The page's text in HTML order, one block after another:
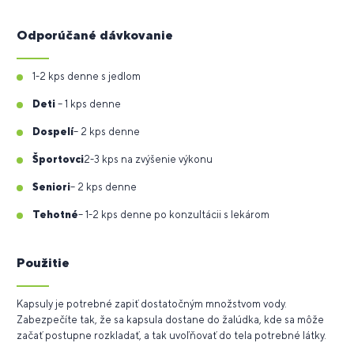
Odporúčané dávkovanie
1-2 kps denne s jedlom
Deti – 1 kps denne
Dospelí– 2 kps denne
Športovci2-3 kps na zvýšenie výkonu
Seniori– 2 kps denne
Tehotné– 1-2 kps denne po konzultácii s lekárom
Použitie
Kapsuly je potrebné zapiť dostatočným množstvom vody.
Zabezpečíte tak, že sa kapsula dostane do žalúdka, kde sa môže
začať postupne rozkladať, a tak uvoľňovať do tela potrebné látky.